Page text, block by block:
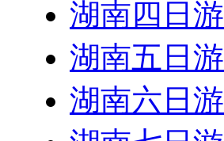
湖南四日游
湖南五日游
湖南六日游